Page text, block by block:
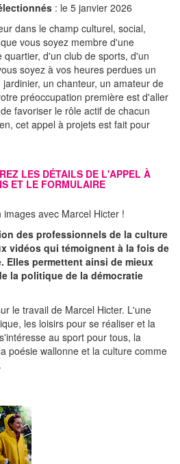
: le 5 janvier 2026
dans le champ culturel, social,
vous soyez membre d'une
d'un club de sports, d'un
soyez à vos heures perdues un
un chanteur, un amateur de
préoccupation première est d'aller
favoriser le rôle actif de chacun
cet appel à projets est fait pour
LES DÉTAILS DE L'APPEL À
ET LE FORMULAIRE
avec Marcel Hicter !
des professionnels de la culture
vidéos qui témoignent à la fois de
Elles permettent ainsi de mieux
la politique de la démocratie
le travail de Marcel Hicter. L'une
les loisirs pour se réaliser et la
au sport pour tous, la
poésie wallonne et la culture comme